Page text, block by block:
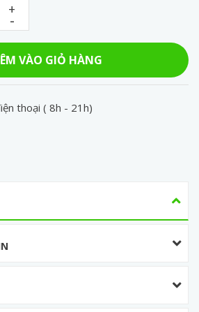
-
+
VÀO GIỎ HÀNG
thoại ( 8h - 21h)